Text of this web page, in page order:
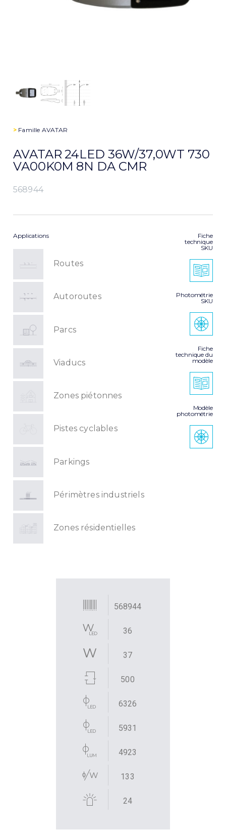
> Famille AVATAR
AVATAR 24LED 36W/37,0WT 730
VA00K0M 8N DA CMR
568944
Applications
Routes
Autoroutes
Parcs
Viaducs
Zones piétonnes
Pistes cyclables
Parkings
Périmètres industriels
Zones résidentielles
Fiche
technique
SKU
Photométrie
SKU
Fiche
technique du
modèle
Modèle
photométrie
568944
36
37
500
6326
5931
4923
133
24